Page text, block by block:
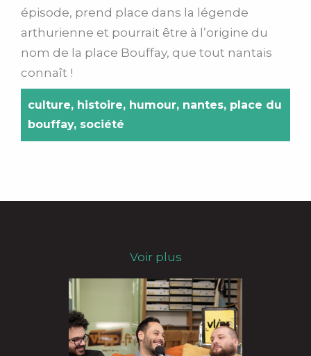
épisode, prend place dans la légende
arthurienne et pourrait être à l’origine du
nom de la place Bouffay, que tout nantais
connaît !
culture, histoire, humour, nantes, place du
bouffay, société
Voir plus